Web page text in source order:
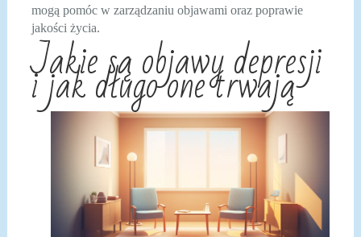
mogą pomóc w zarządzaniu objawami oraz poprawie
jakości życia.
Jakie są objawy depresji
i jak długo one trwają